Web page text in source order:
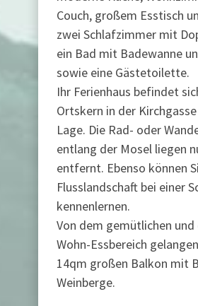
Couch, großem Esstisch
zwei Schlafzimmer mit
ein Bad mit Badewanne
sowie eine Gästetoilette.
Ihr Ferienhaus befindet
Ortskern in der
Lage. Die Rad- oder
entlang der Mosel liegen
entfernt. Ebenso können
Flusslandschaft bei einer
kennenlernen.
Von dem gemütlichen und
Wohn-Essbereich
14qm großen Balkon mit
Weinberge.